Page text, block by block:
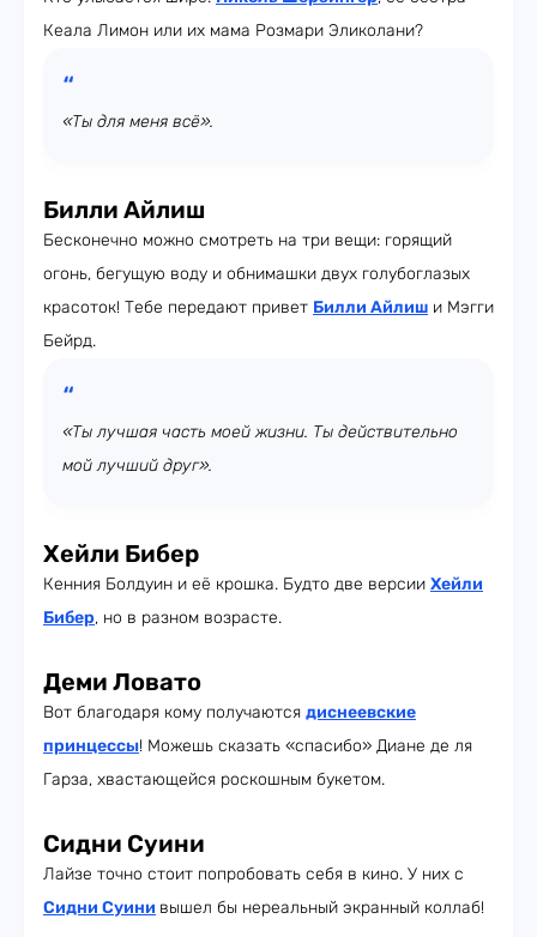
Кеала Лимон или их мама Розмари Эликолани?
«Ты для меня всё».
Билли Айлиш
Бесконечно можно смотреть на три вещи: горящий
огонь, бегущую воду и обнимашки двух голубоглазых
красоток! Тебе передают привет Билли Айлиш и Мэгги
Бейрд.
«Ты лучшая часть моей жизни. Ты действительно
мой лучший друг».
Хейли Бибер
Кенния Болдуин и её крошка. Будто две версии Хейли
Бибер, но в разном возрасте.
Деми Ловато
Вот благодаря кому получаются диснеевские
принцессы! Можешь сказать «спасибо» Диане де ля
Гарза, хвастающейся роскошным букетом.
Сидни Суини
Лайзе точно стоит попробовать себя в кино. У них с
Сидни Суини вышел бы нереальный экранный коллаб!